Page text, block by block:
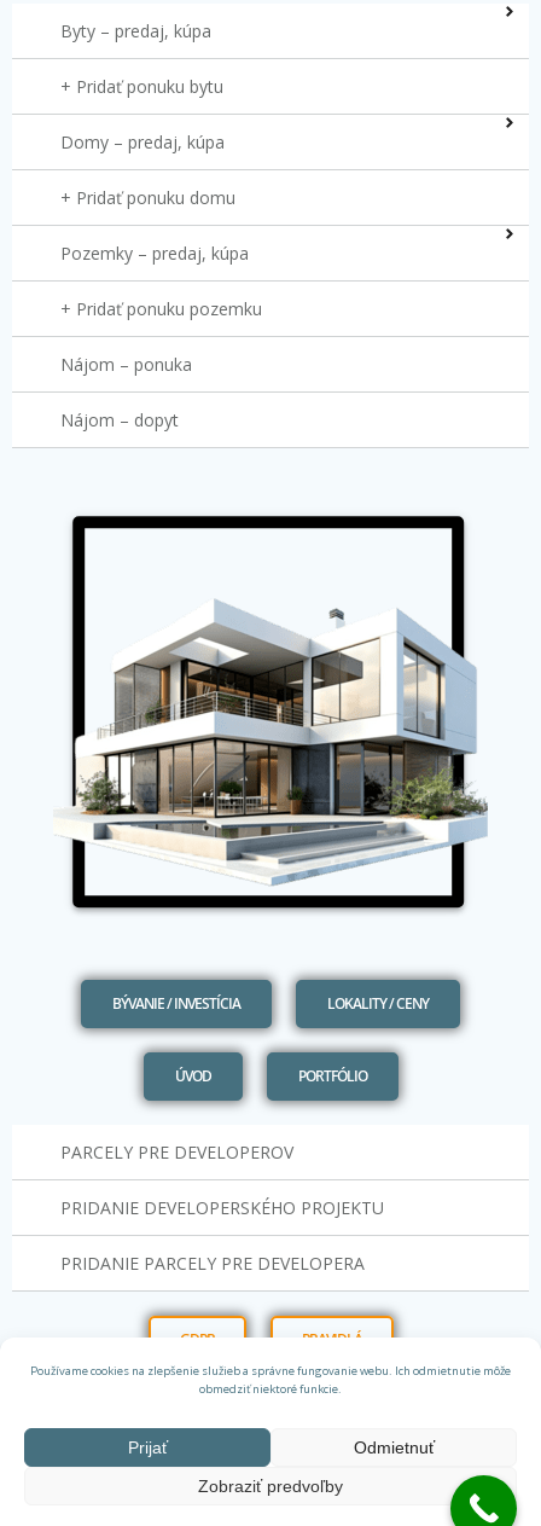
Používame cookies na zlepšenie služieb a správne fungovanie webu. Ich odmietnutie môže
obmedziť niektoré funkcie.
Prijať
Odmietnuť
Zobraziť predvoľby
Byty – predaj, kúpa
+ Pridať ponuku bytu
Domy – predaj, kúpa
+ Pridať ponuku domu
Pozemky – predaj, kúpa
+ Pridať ponuku pozemku
Nájom – ponuka
Nájom – dopyt
BÝVANIE / INVESTÍCIA LOKALITY / CENY
ÚVOD PORTFÓLIO
PARCELY PRE DEVELOPEROV
PRIDANIE DEVELOPERSKÉHO PROJEKTU
PRIDANIE PARCELY PRE DEVELOPERA
GDPR PRAVIDLÁ